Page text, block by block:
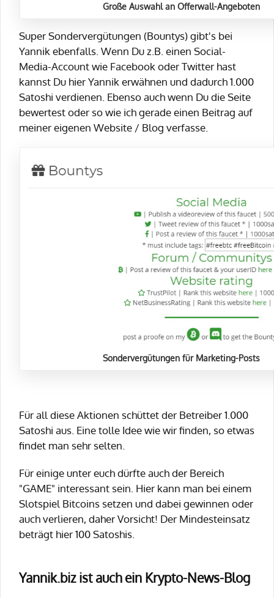
Große Auswahl an Offerwall-Angeboten
Super Sondervergütungen (Bountys) gibt's bei
Yannik ebenfalls. Wenn Du z.B. einen Social-
Media-Account wie Facebook oder Twitter hast
kannst Du hier Yannik erwähnen und dadurch 1.000
Satoshi verdienen. Ebenso auch wenn Du die Seite
bewertest oder so wie ich gerade einen Beitrag auf
meiner eigenen Website / Blog verfasse.
Sondervergütungen für Marketing-Posts
Für all diese Aktionen schüttet der Betreiber 1.000
Satoshi aus. Eine tolle Idee wie wir finden, so etwas
findet man sehr selten.
Für einige unter euch dürfte auch der Bereich
"GAME" interessant sein. Hier kann man bei einem
Slotspiel Bitcoins setzen und dabei gewinnen oder
auch verlieren, daher Vorsicht! Der Mindesteinsatz
beträgt hier 100 Satoshis.
Yannik.biz ist auch ein Krypto-News-Blog